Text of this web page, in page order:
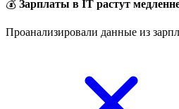
💰 Зарплаты в IT растут
Проанализировали данные из